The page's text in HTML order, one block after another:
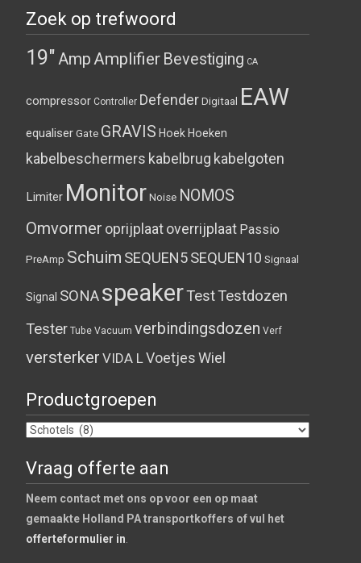
Zoek op trefwoord
19"AmpAmplifier Bevestiging CA
compressor Controller Defender Digitaal EAW
equaliser Gate GRAVIS Hoek Hoeken
kabelbeschermers kabelbrug kabelgoten
Limiter Monitor Noise NOMOS
Omvormer oprijplaatoverrijplaat Passio
PreAmp Schuim SEQUEN5SEQUEN10 Signaal
Signal SONAspeakerTestTestdozen
Tester Tube Vacuum verbindingsdozen Verf
versterker VIDA LVoetjesWiel
Productgroepen
Vraag offerte aan
Neem contact met ons op voor een op maat
gemaakte Holland PA transportkoffers of vul het
offerteformulier in